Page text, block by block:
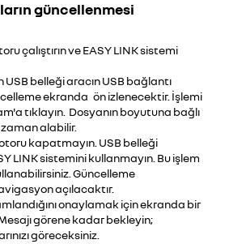
güncellenmesi
çalıştırın ve EASY LINK sistemi
belleği aracın USB bağlantı
ekranda ön izlenecektir. İşlemi
tıklayın. Dosyanın boyutuna bağlı
alabilir.
kapatmayın. USB belleği
LINK sistemini kullanmayın. Bu işlem
Güncelleme
açılacaktır.
onaylamak için ekranda bir
görene kadar bekleyin;
göreceksiniz.